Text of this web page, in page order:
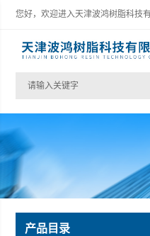
您好，欢迎进入天津波鸿树脂科技
产品目录